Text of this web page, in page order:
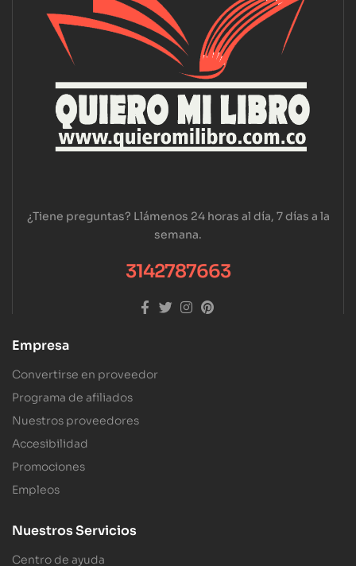
¿Tiene preguntas? Llámenos 24 horas al día, 7 días a la
semana.
3142787663
Empresa
Convertirse en proveedor
Programa de afiliados
Nuestros proveedores
Accesibilidad
Promociones
Empleos
Nuestros Servicios
Centro de ayuda